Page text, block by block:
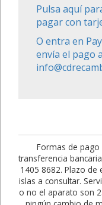
Pulsa aquí
pagar con
O entra en
envía el pago a
Formas de
transferencia
1405 8682. Plazo de
islas a consultar.
o no el aparato son